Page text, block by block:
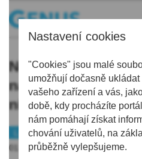
Nastavení cookies
"Cookies" jsou malé
umožňují dočasně
vašeho zařízení a vás,
době, kdy procházíte
nám pomáhají získat
chování uživatelů, na
průběžně vylepšujeme.
Nejekologičtější
nasazuje ovčí
ním lze lanovkou
Liberec
Zajímavost
01.06.2026 | 15:15